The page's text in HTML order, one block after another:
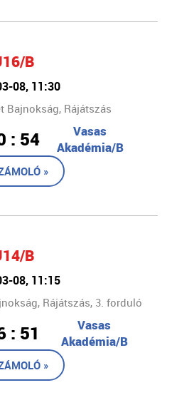
B
08, 11:30
Bajnokság, Rájátszás
: 54
Vasas
Akadémia/B
»
B
08, 11:15
Rájátszás, 3. forduló
: 51
Vasas
Akadémia/B
»